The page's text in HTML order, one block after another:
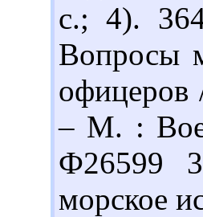
с.; 4).
Вопросы
– М. :
Ф26599
морское